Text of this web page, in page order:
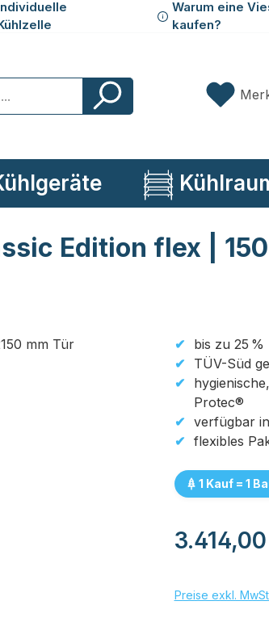
Warum eine
kaufen?
Edition flex |
bis zu 25
TÜV-Süd
Protec®
verfügbar
flexibles
1 Kauf = 1
Regulärer Preis:
Preise exkl.